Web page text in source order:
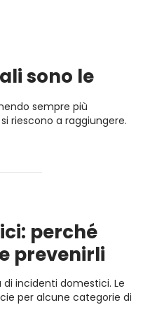
sono le
sempre più
riescono a raggiungere.
perché
prevenirli
incidenti domestici. Le
per alcune categorie di